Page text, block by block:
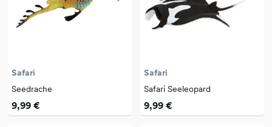
Safari
Seedrache
9,99 €
Safari
Safari Seeleopard
9,99 €